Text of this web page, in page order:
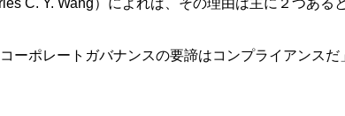
C. Y. Wang）によれば、その理由は主に２つある
ーポレートガバナンスの要諦はコンプライアンス